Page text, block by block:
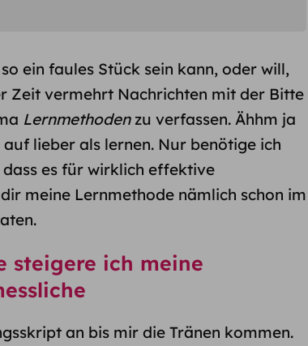
ein faules Stück sein kann, oder will,
Zeit vermehrt Nachrichten mit der Bitte
Lernmethodenzu verfassen. Ähhm ja
lieber als lernen. Nur benötige ich
es für wirklich effektive
meine Lernmethode nämlich schon im
steigere ich meine
an bis mir die Tränen kommen.